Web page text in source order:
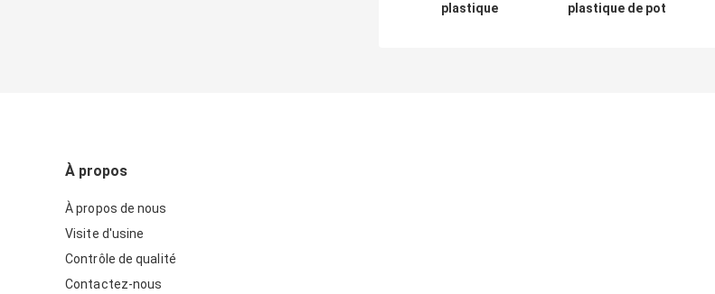
plastique
plastique de pot
À propos
À propos de nous
Visite d'usine
Contrôle de qualité
Contactez-nous